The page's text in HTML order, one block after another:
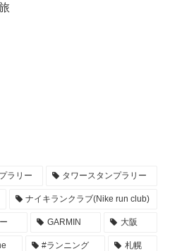
ラリー タワースタンプラリー
ナイキランクラブ(Nike run club)
GARMIN 大阪
#ランニング 札幌